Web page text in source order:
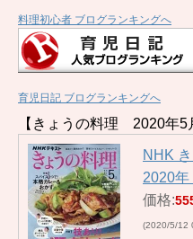
料理初心者 ブログランキングへ
育児日記 ブログランキングへ
【きょうの料理 2020年5
NHK
2020年
価格:
(2020/5/12